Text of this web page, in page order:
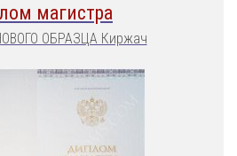
магистра
ОБРАЗЦА Киржач